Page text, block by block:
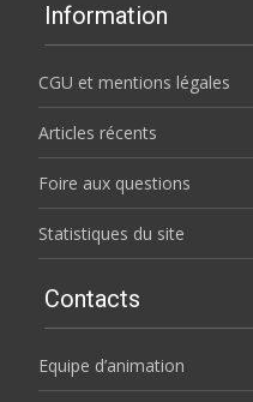
Information
CGU et mentions légales
Articles récents
Foire aux questions
Statistiques du site
Contacts
Equipe d’animation